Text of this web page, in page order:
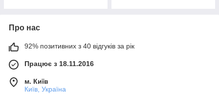
Про нас
92% позитивних з 40 відгуків за рік
Працює з 18.11.2016
м. Київ
Київ, Україна